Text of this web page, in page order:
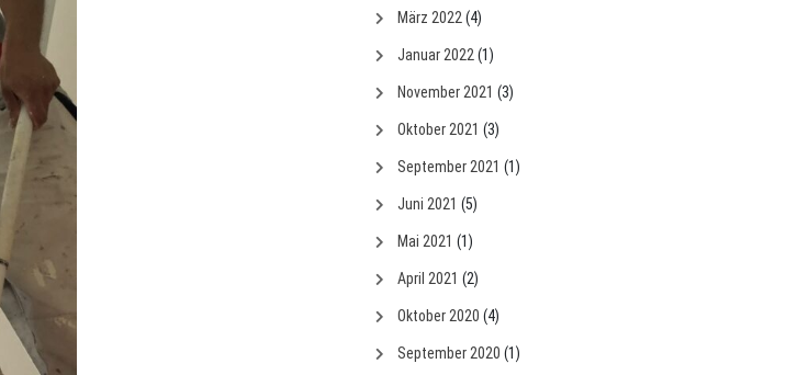
März 2022 (4)
Januar 2022 (1)
November 2021 (3)
Oktober 2021 (3)
September 2021 (1)
Juni 2021 (5)
Mai 2021 (1)
April 2021 (2)
Oktober 2020 (4)
September 2020 (1)